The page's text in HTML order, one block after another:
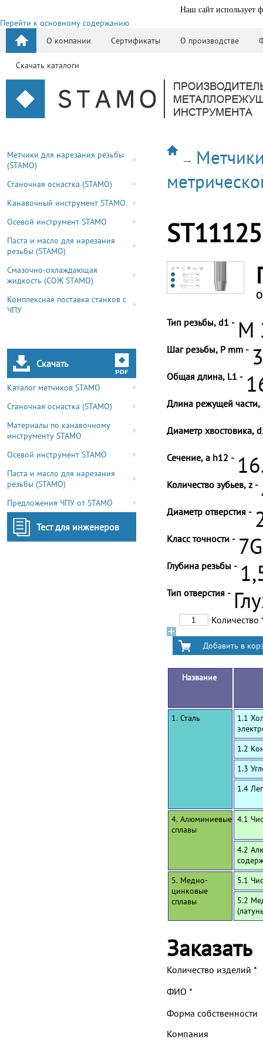
Наш сайт использует
Перейти к основному содержанию
О компании
Сертификаты О производстве
Скачать каталоги
Метчики для нарезания резьбы
(STAMO)
Станочная оснастка (STAMO)
Канавочный инструмент STAMO
Осевой инструмент STAMO
Паста и масло для нарезания
резьбы (STAMO)
Смазочно-охлаждающая
жидкость (СОЖ STAMO)
Комплексная поставка станков с
ЧПУ
Скачать
Каталог метчиков STAMO
Станочная оснастка (STAMO)
Материалы по канавочному
инструменту STAMO
Осевой инструмент STAMO
Паста и масло для нарезания
резьбы (STAMO)
Предложения ЧПУ от STAMO
Тест для инженеров
Тип резьбы, d1 - M
Шаг резьбы, P mm -
Общая длина, L1 -
Длина режущей части,
Диаметр хвостовика,
Сечение, a h12 -
Количество зубьев, z -
Диаметр отверстия -
Класс точности -
Глубина резьбы -
Тип отверстия -
Количество
Название
1. Сталь
1.1
1.2
1.3
1.4
4. Алюминиевые
сплавы
4.1
4.2
5. Медно-
цинковые
сплавы
5.1
5.2
Заказать
Количество изделий *
ФИО *
Форма собственности
Компания